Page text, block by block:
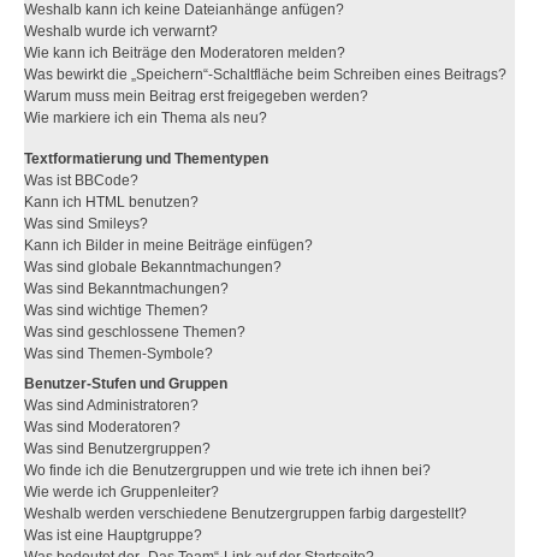
Weshalb kann ich keine Dateianhänge anfügen?
Weshalb wurde ich verwarnt?
Wie kann ich Beiträge den Moderatoren melden?
Was bewirkt die „Speichern“-Schaltfläche beim Schreiben eines Beitrags?
Warum muss mein Beitrag erst freigegeben werden?
Wie markiere ich ein Thema als neu?
Textformatierung und Thementypen
Was ist BBCode?
Kann ich HTML benutzen?
Was sind Smileys?
Kann ich Bilder in meine Beiträge einfügen?
Was sind globale Bekanntmachungen?
Was sind Bekanntmachungen?
Was sind wichtige Themen?
Was sind geschlossene Themen?
Was sind Themen-Symbole?
Benutzer-Stufen und Gruppen
Was sind Administratoren?
Was sind Moderatoren?
Was sind Benutzergruppen?
Wo finde ich die Benutzergruppen und wie trete ich ihnen bei?
Wie werde ich Gruppenleiter?
Weshalb werden verschiedene Benutzergruppen farbig dargestellt?
Was ist eine Hauptgruppe?